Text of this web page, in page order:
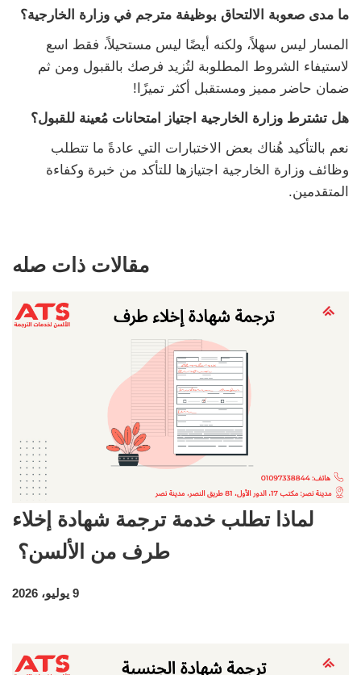
ما مدى صعوبة الالتحاق بوظيفة مترجم في وزارة الخارجية؟
المسار ليس سهلاً، ولكنه أيضًا ليس مستحيلاً، فقط اسع
لاستيفاء الشروط المطلوبة لتُزيد فرصك بالقبول ومن ثم
ضمان حاضر مميز ومستقبل أكثر تميزًا!
هل تشترط وزارة الخارجية اجتياز امتحانات مُعينة للقبول؟
نعم بالتأكيد هُناك بعض الاختبارات التي عادةً ما تتطلب
وظائف وزارة الخارجية اجتيازها للتأكد من خبرة وكفاءة
المتقدمين.
مقالات ذات صله
لماذا تطلب خدمة ترجمة شهادة إخلاء
طرف من الألسن؟
9 يوليو، 2026